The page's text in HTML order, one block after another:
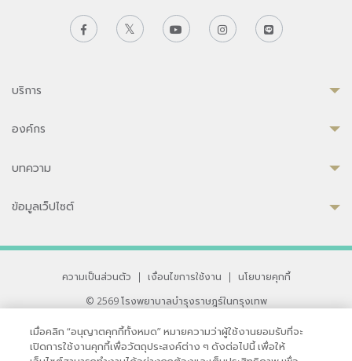
บริการ
องค์กร
บทความ
ข้อมูลเว็ปไซต์
ความเป็นส่วนตัว | เงื่อนไขการใช้งาน |
นโยบายคุกกี้
© 2569 โรงพยาบาลบำรุงราษฎร์ในกรุงเทพ
33 สุขุมวิท ซอย 3 เขตวัฒนา กรุงเทพ 10110 ประเทศไทย
หากท่านมีข้อคิดเห็นหรือปัญหาในการใช้เว็บไซต์ของเรา
เมื่อคลิก “อนุญาตคุกกี้ทั้งหมด” หมายความว่าผู้ใช้งานยอมรับที่จะ
เปิดการใช้งานคุกกี้เพื่อวัตถุประสงค์ต่าง ๆ ดังต่อไปนี้ เพื่อให้